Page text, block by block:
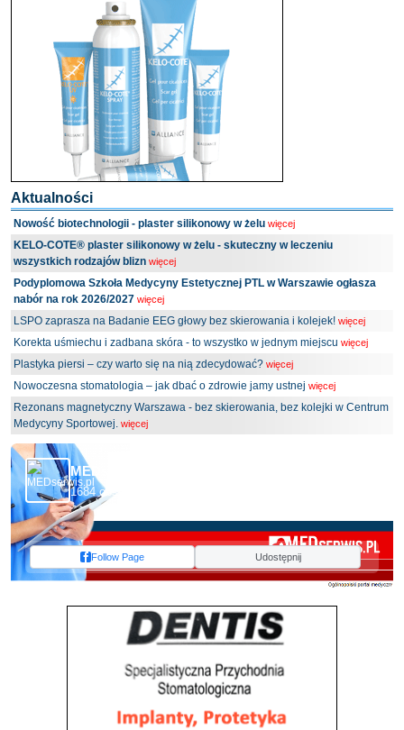
Aktualności
Nowość biotechnologii - plaster silikonowy w żelu więcej
KELO-COTE® plaster silikonowy w żelu - skuteczny w leczeniu
wszystkich rodzajów blizn więcej
Podyplomowa Szkoła Medycyny Estetycznej PTL w Warszawie ogłasza
nabór na rok 2026/2027 więcej
LSPO zaprasza na Badanie EEG głowy bez skierowania i kolejek! więcej
Korekta uśmiechu i zadbana skóra - to wszystko w jednym miejscu więcej
Plastyka piersi – czy warto się na nią zdecydować? więcej
Nowoczesna stomatologia – jak dbać o zdrowie jamy ustnej więcej
Rezonans magnetyczny Warszawa - bez skierowania, bez kolejki w Centrum
Medycyny Sportowej. więcej
MEDserwis.pl - Ogólnopolski Portal Medyczny
1684 obserwujących
Follow Page Udostępnij